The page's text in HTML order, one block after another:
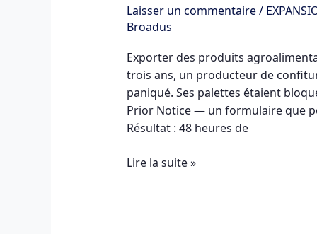
Laisser un commentaire/
Broadus
Exporter des produits
trois ans, un producteur de
paniqué. Ses palettes étaient
Prior Notice — un formulaire que
Résultat : 48 heures de
Lire la suite »